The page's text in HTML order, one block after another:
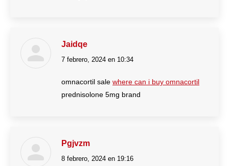
Jaidqe
dice:
7 febrero, 2024 en 10:34
omnacortil sale where can i buy omnacortil
prednisolone 5mg brand
Pgjvzm
dice:
8 febrero, 2024 en 19:16